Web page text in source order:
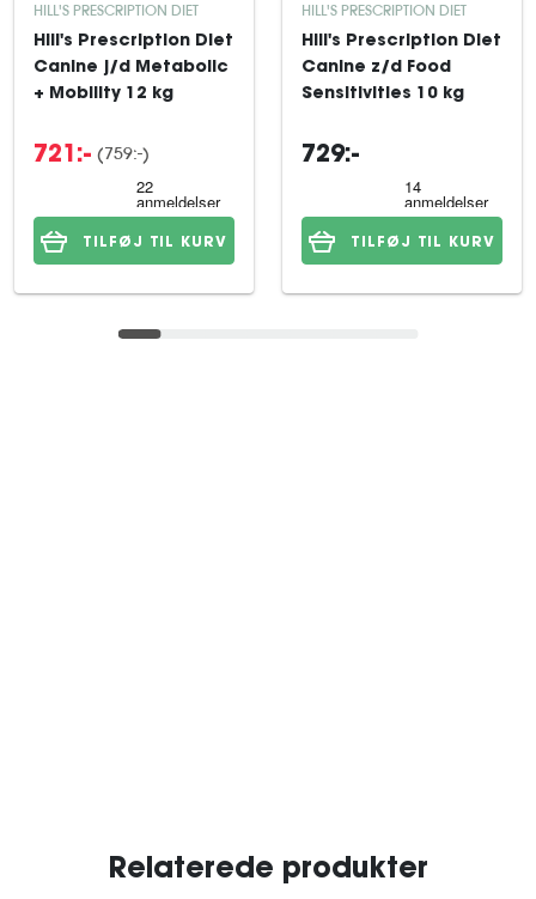
HILL'S PRESCRIPTION DIET
Hill's Prescription Diet
Canine j/d Metabolic
+ Mobility 12 kg
721:- (759:-)
TILFØJ TIL KURV
HILL'S PRESCRIPTION DIET
Hill's Prescription Diet
Canine z/d Food
Sensitivities 10 kg
729:-
TILFØJ TIL KURV
Relaterede produkter